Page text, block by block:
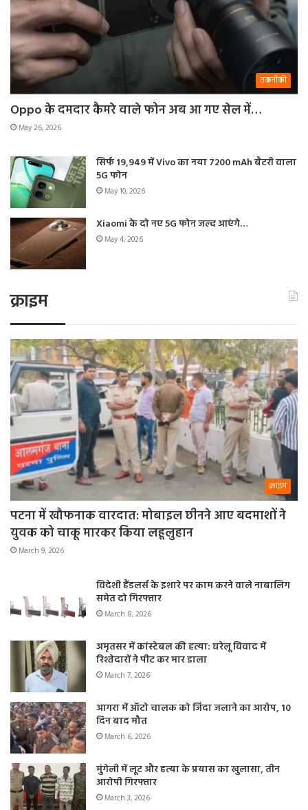
तकनीकी
Oppo के दमदार कैमरे वाले फोन अब आ गए सेल में…
May 26, 2026
सिर्फ 19,949 में Vivo का नया 7200 mAh बैटरी वाला
5G फोन
May 10, 2026
Xiaomi के दो नए 5G फोन जल्द आएंगे…
May 4, 2026
क्राइम
क्राइम
पटना में खौफनाक वारदात: मोबाइल छीनने आए बदमाशों ने
युवक को चाकू मारकर किया लहूलुहान
March 9, 2026
विदेशी हैंडलर्स के इशारे पर काम करने वाले नाबालिग
समेत दो गिरफ्तार
March 8, 2026
अमृतसर में कांस्टेबल की हत्या: घरेलू विवाद में
रिश्तेदारों ने पीट कर मार डाला
March 7, 2026
आगरा में ऑटो चालक को जिंदा जलाने का आरोप, 10
दिन बाद मौत
March 6, 2026
मुंगेली में लूट और हत्या के प्रयास का खुलासा, तीन
आरोपी गिरफ्तार
March 3, 2026